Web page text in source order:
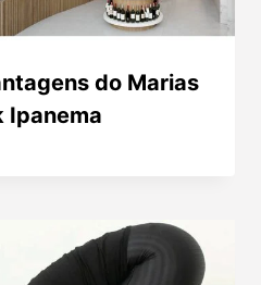
do Marias
Ipanema